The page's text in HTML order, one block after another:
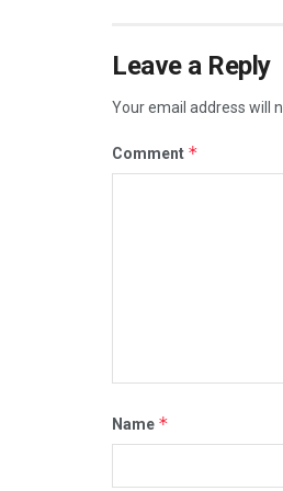
Leave a Reply
Your email address will
Comment *
Name *